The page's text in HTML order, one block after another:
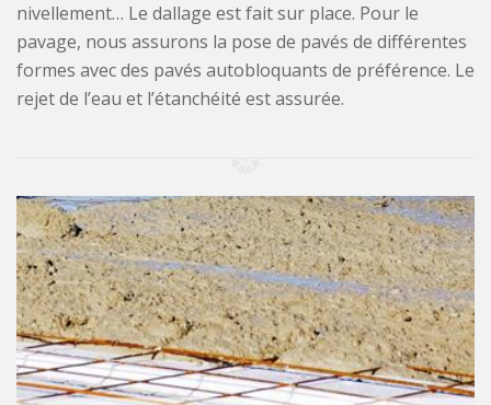
nivellement… Le dallage est fait sur place. Pour le
pavage, nous assurons la pose de pavés de différentes
formes avec des pavés autobloquants de préférence. Le
rejet de l’eau et l’étanchéité est assurée.